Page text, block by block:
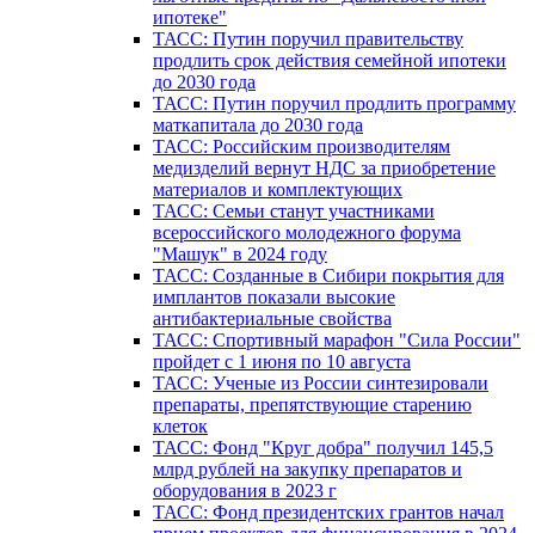
ипотеке"
ТАСС: Путин поручил правительству
продлить срок действия семейной ипотеки
до 2030 года
ТАСС: Путин поручил продлить программу
маткапитала до 2030 года
ТАСС: Российским производителям
медизделий вернут НДС за приобретение
материалов и комплектующих
ТАСС: Семьи станут участниками
всероссийского молодежного форума
"Машук" в 2024 году
ТАСС: Созданные в Сибири покрытия для
имплантов показали высокие
антибактериальные свойства
ТАСС: Спортивный марафон "Сила России"
пройдет с 1 июня по 10 августа
ТАСС: Ученые из России синтезировали
препараты, препятствующие старению
клеток
ТАСС: Фонд "Круг добра" получил 145,5
млрд рублей на закупку препаратов и
оборудования в 2023 г
ТАСС: Фонд президентских грантов начал